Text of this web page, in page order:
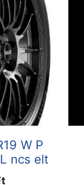
W P
ncs elt